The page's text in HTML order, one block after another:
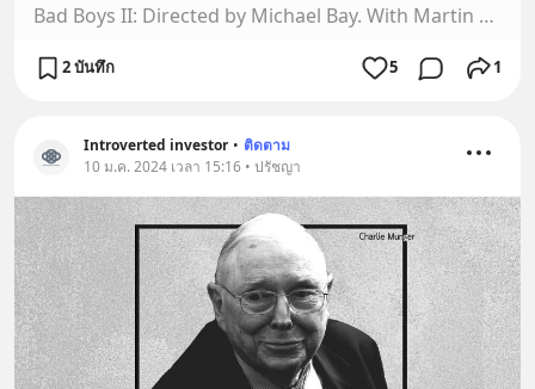
Bad Boys II: Directed by Michael Bay. With Martin Lawrence, Will Smith, Jordi Mollà, Gabrielle Union. Two loose-cannon narcotics cops investigate the flow of Ecstasy into Florida from a Cuban drug cartel.
2 บันทึก 5 1
Introverted investor • ติดตาม
10 ม.ค. 2024 เวลา 15:16 • ปรัชญา